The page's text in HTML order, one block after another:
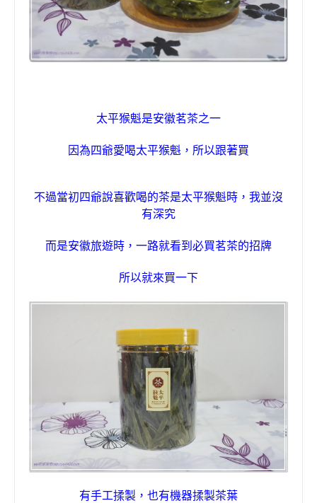
太平猴魁是安徽茗茶之一
因為四爺愛喝太平猴魁 ， 所以跟著買
不過當初四爺說喜歡喝的茶是太平猴魁時 ， 我並沒
有深究
而是安徽旅遊時 ， 一路就看到必買茗茶的招牌
所以就來買一下
有手工揉製，也有機器揉製茶葉